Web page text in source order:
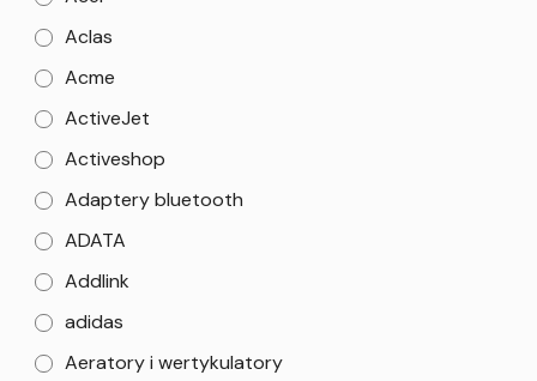
Aclas
Acme
ActiveJet
Activeshop
Adaptery bluetooth
ADATA
Addlink
adidas
Aeratory i wertykulatory